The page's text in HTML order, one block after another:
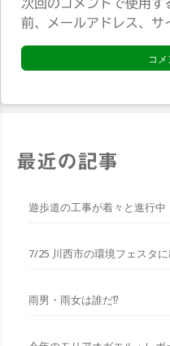
イ
ト
*
次回のコメントで使用す
前、メールアドレス、サ
最近の記事
遊歩道の工事が着々と進行中
7/25 川西市の環境フェスタ
雨男・雨女は誰だ⁉︎